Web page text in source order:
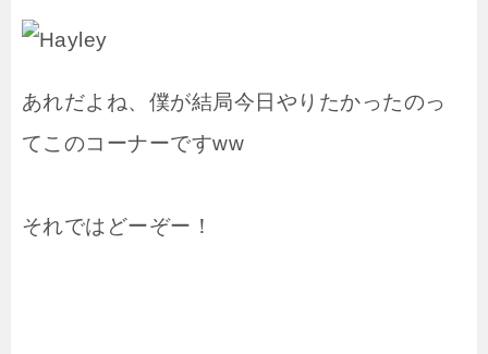
あれだよね、僕が結局今日やりたかったのっ
てこのコーナーですww
それではどーぞー！